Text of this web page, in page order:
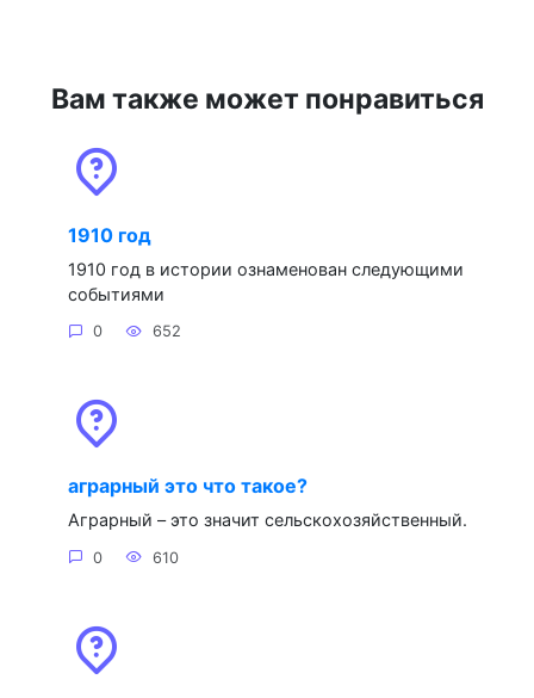
Вам также может понравиться
1910 год
1910 год в истории ознаменован следующими
событиями
0 652
аграрный это что такое?
Аграрный – это значит сельскохозяйственный.
0 610